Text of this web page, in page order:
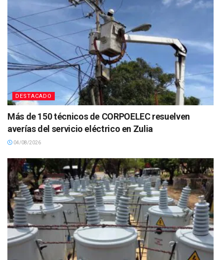
DESTACADO
Más de 150 técnicos de CORPOELEC resuelven
averías del servicio eléctrico en Zulia
04/08/2026